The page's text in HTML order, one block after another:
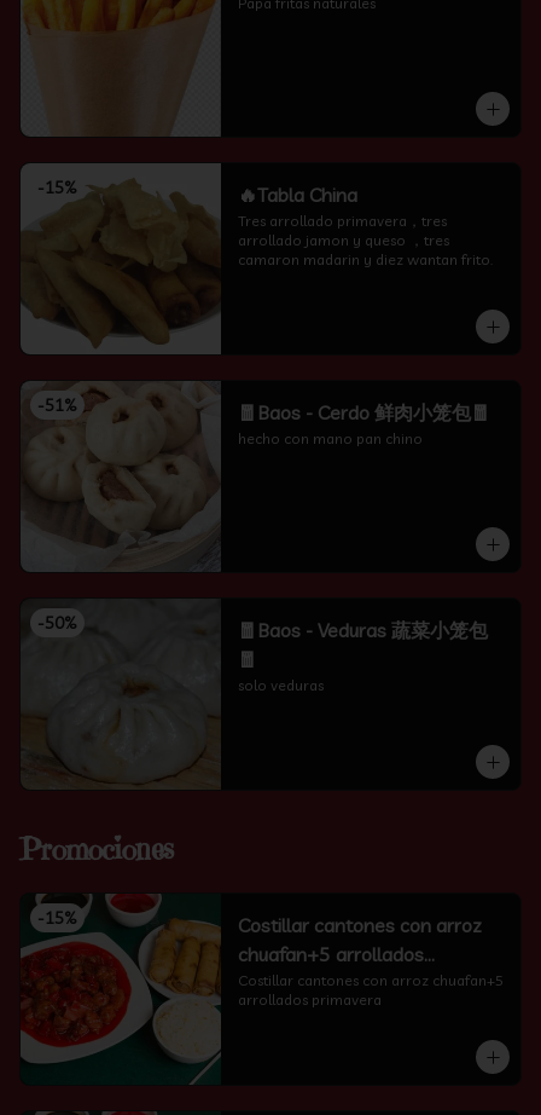
-15% 🔥Tabla China
Tres arrollado primavera，tres
arrollado jamon y queso ，tres
camaron madarin y diez wantan frito.
-51% 🧧Baos - Cerdo 鲜肉小笼包🧧
hecho con mano pan chino
-50%
🧧Baos - Veduras 蔬菜小笼包
solo veduras
Promociones
-15%
Costillar cantones con arroz
chuafan+5 arrollados
primavera
Costillar cantones con arroz chuafan+5
arrollados primavera